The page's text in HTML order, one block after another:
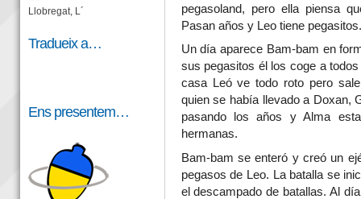
pegasoland, pero ella piensa
Pasan años y Leo tiene pegasitos.
Un día aparece Bam-bam en
sus pegasitos él los coge a
casa Leó ve todo roto pero
quien se había llevado a Doxan,
pasando los años y Alma
hermanas.
Bam-bam se enteró y creó un
pegasos de Leo. La batalla se
el descampado de batallas. Al
Tradueix a…
Ens presentem…